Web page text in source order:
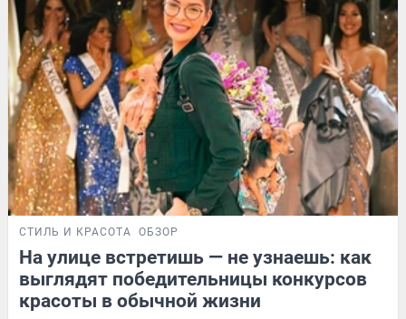
СТИЛЬ И КРАСОТА ОБЗОР
На улице встретишь — не узнаешь: как
выглядят победительницы конкурсов
красоты в обычной жизни